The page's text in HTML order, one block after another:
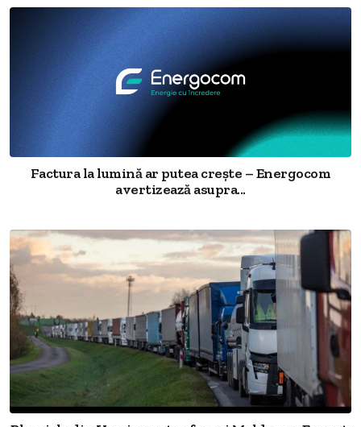
Factura la lumină ar putea crește – Energocom
avertizează asupra...